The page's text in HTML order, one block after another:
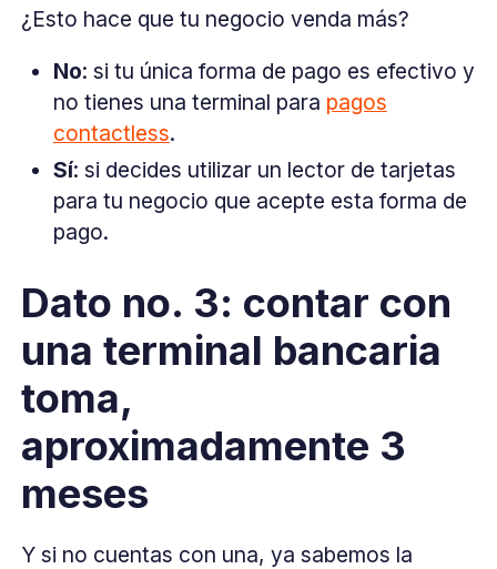
¿Esto hace que tu negocio venda más?
No: si tu única forma de pago es efectivo y
no tienes una terminal para pagos
contactless.
Sí: si decides utilizar un lector de tarjetas
para tu negocio que acepte esta forma de
pago.
Dato no. 3: contar con
una terminal bancaria
toma,
aproximadamente 3
meses
Y si no cuentas con una, ya sabemos la